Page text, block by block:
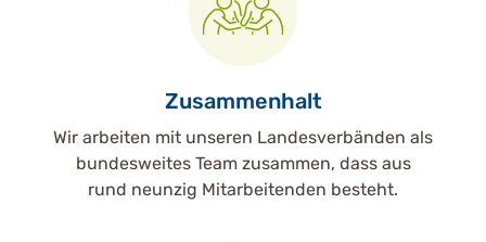
Zusammenhalt
Wir arbeiten mit unseren Landesverbänden als
bundesweites Team zusammen, dass aus
rund neunzig Mitarbeitenden besteht.